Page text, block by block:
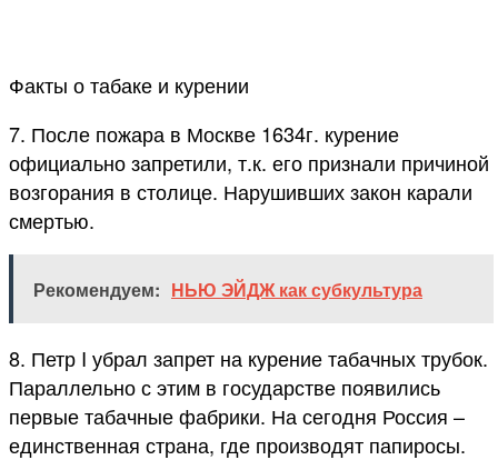
Факты о табаке и курении
7. После пожара в Москве 1634г. курение
официально запретили, т.к. его признали причиной
возгорания в столице. Нарушивших закон карали
смертью.
Рекомендуем: НЬЮ ЭЙДЖ как субкультура
8. Петр I убрал запрет на курение табачных трубок.
Параллельно с этим в государстве появились
первые табачные фабрики. На сегодня Россия –
единственная страна, где производят папиросы.